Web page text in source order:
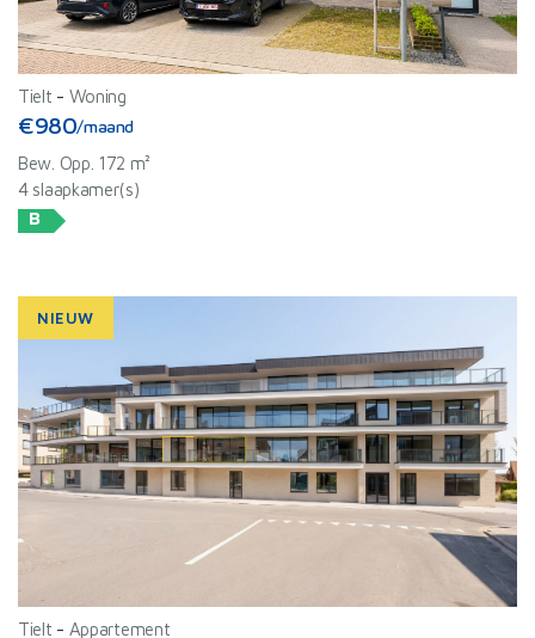
Tielt - Woning
€980/maand
Bew. Opp. 172 m²
4 slaapkamer(s)
B
NIEUW
Tielt - Appartement